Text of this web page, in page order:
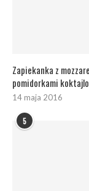
Zapiekanka z
pomidorkami
14 maja 2016
5